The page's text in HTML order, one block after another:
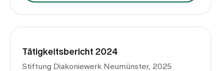
Tätigkeitsbericht 2024
Stiftung Diakoniewerk Neumünster, 2025